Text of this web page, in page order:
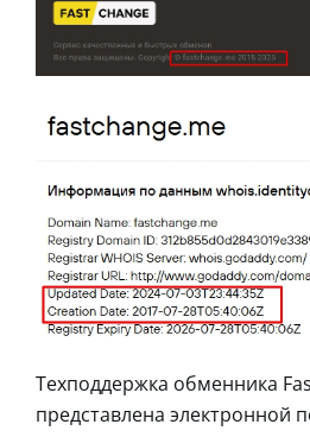
Техподдержка обменника
представлена электронной